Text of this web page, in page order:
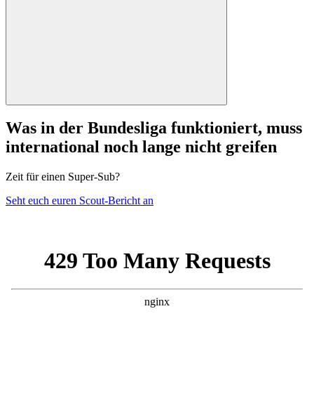
Was in der Bundesliga funktioniert, muss
international noch lange nicht greifen
Zeit für einen Super-Sub?
Seht euch euren Scout-Bericht an